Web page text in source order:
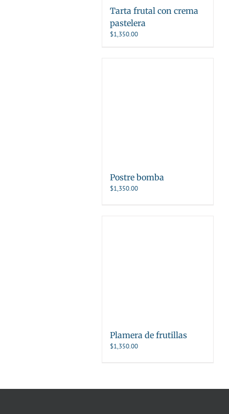
Tarta frutal con crema
pastelera
$1,350.00
Postre bomba
$1,350.00
Plamera de frutillas
$1,350.00